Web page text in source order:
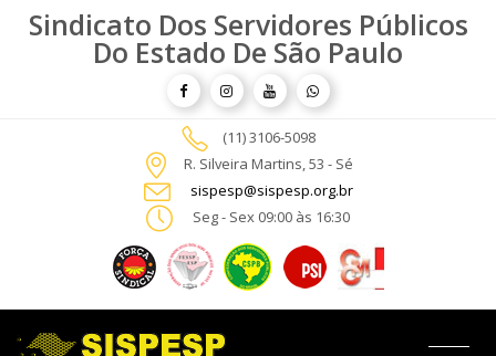
Sindicato Dos Servidores Públicos
Do Estado De São Paulo
(11) 3106-5098
R. Silveira Martins, 53 - Sé
sispesp@sispesp.org.br
Seg - Sex 09:00 às 16:30